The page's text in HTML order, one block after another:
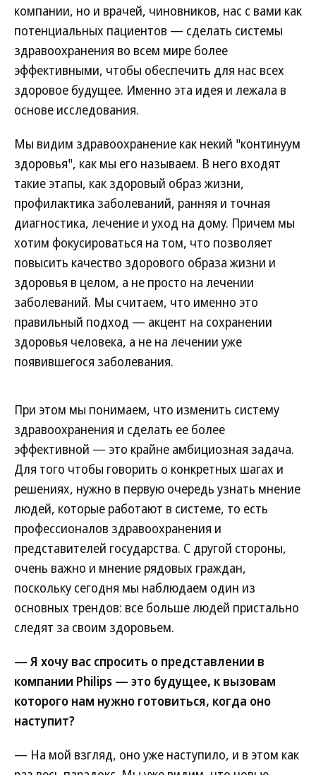
компании, но и врачей, чиновников, нас с вами как
потенциальных пациентов — сделать системы
здравоохранения во всем мире более
эффективными, чтобы обеспечить для нас всех
здоровое будущее. Именно эта идея и лежала в
основе исследования.
Мы видим здравоохранение как некий "континуум
здоровья", как мы его называем. В него входят
такие этапы, как здоровый образ жизни,
профилактика заболеваний, ранняя и точная
диагностика, лечение и уход на дому. Причем мы
хотим фокусироваться на том, что позволяет
повысить качество здорового образа жизни и
здоровья в целом, а не просто на лечении
заболеваний. Мы считаем, что именно это
правильный подход — акцент на сохранении
здоровья человека, а не на лечении уже
появившегося заболевания.
При этом мы понимаем, что изменить систему
здравоохранения и сделать ее более
эффективной — это крайне амбициозная задача.
Для того чтобы говорить о конкретных шагах и
решениях, нужно в первую очередь узнать мнение
людей, которые работают в системе, то есть
профессионалов здравоохранения и
представителей государства. С другой стороны,
очень важно и мнение рядовых граждан,
поскольку сегодня мы наблюдаем один из
основных трендов: все больше людей пристально
следят за своим здоровьем.
— Я хочу вас спросить о представлении в
компании Philips — это будущее, к вызовам
которого нам нужно готовиться, когда оно
наступит?
— На мой взгляд, оно уже наступило, и в этом как